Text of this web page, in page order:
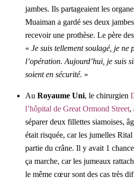
jambes. Ils partageaient les
Muaiman a gardé ses deux
recevoir une prothèse. Le père
« Je suis tellement soulagé, je
l’opération. Aujourd’hui, je suis
soient en sécurité. »
Au Royaume Uni, le chirurgien
l’hôpital de Great Ormond Street,
séparer deux fillettes siamoises,
était risquée, car les jumelles
partie du crâne. Il y avait 1
ça marche, car les jumeaux
le même cœur sont des cas très